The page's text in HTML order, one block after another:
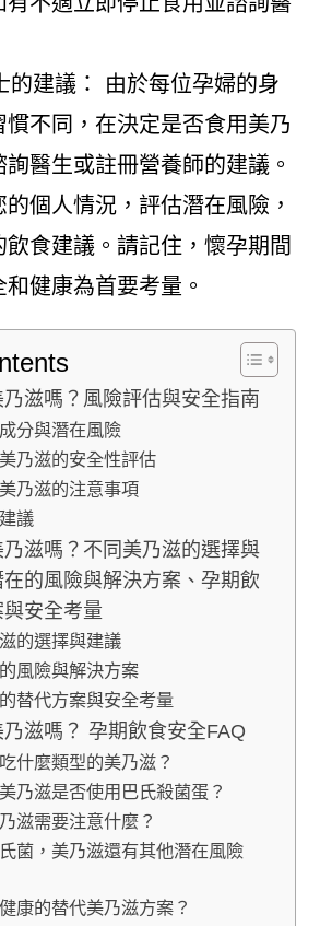
的建議： 由於每位孕婦的身
慣不同，在決定是否食用美乃
醫生或註冊營養師的建議。
個人情況，評估潛在風險，
食建議。請記住，懷孕期間
健康為首要考量。
滋嗎？風險評估與安全指南
分與潛在風險
乃滋的安全性評估
乃滋的注意事項
議
滋嗎？不同美乃滋的選擇與
的風險與解決方案、孕期飲
安全考量
的選擇與建議
風險與解決方案
替代方案與安全考量
滋嗎？ 孕期飲食安全FAQ
什麼類型的美乃滋？
乃滋是否使用巴氏殺菌蛋？
滋需要注意什麼？
菌，美乃滋還有其他潛在風險
康的替代美乃滋方案？